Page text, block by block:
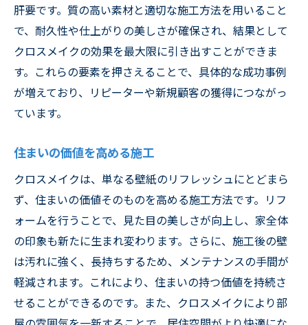
肝要です。質の高い素材と適切な施工方法を用いること
で、耐久性や仕上がりの美しさが確保され、結果として
クロスメイクの効果を最大限に引き出すことができま
す。これらの要素を押さえることで、具体的な成功事例
が増えており、リピーターや新規顧客の獲得につながっ
ています。
住まいの価値を高める施工
クロスメイクは、単なる壁紙のリフレッシュにとどまら
ず、住まいの価値そのものを高める施工方法です。リフ
ォームを行うことで、見た目の美しさが向上し、家全体
の印象も新たに生まれ変わります。さらに、施工後の壁
は汚れに強く、長持ちするため、メンテナンスの手間が
軽減されます。これにより、住まいの持つ価値を持続さ
せることができるのです。また、クロスメイクにより部